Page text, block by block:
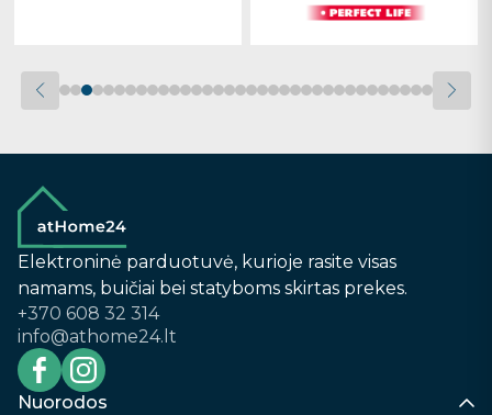
Elektroninė parduotuvė, kurioje rasite visas
namams, buičiai bei statyboms skirtas prekes.
+370 608 32 314
info@athome24.lt
Nuorodos